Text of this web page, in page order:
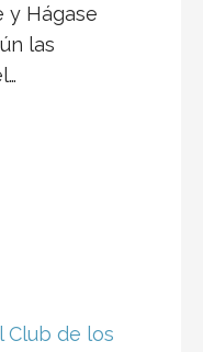
y Hágase
las
Club de los